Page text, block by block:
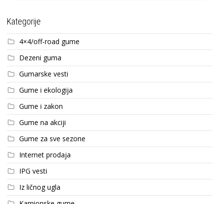
Kategorije
4×4/off-road gume
Dezeni guma
Gumarske vesti
Gume i ekologija
Gume i zakon
Gume na akciji
Gume za sve sezone
Internet prodaja
IPG vesti
Iz ličnog ugla